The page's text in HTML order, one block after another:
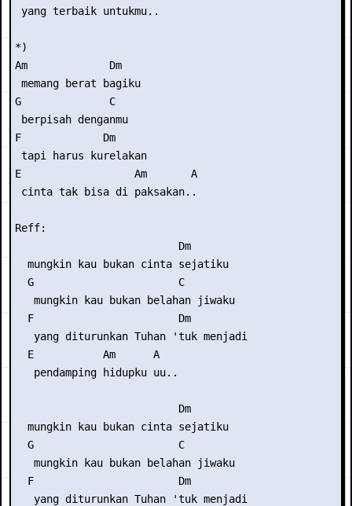
yang terbaik untukmu..
*)
Am             Dm
memang berat bagiku
G              C
berpisah denganmu
F             Dm
tapi harus kurelakan
E                  Am       A
cinta tak bisa di paksakan..
Reff:
                          Dm
  mungkin kau bukan cinta sejatiku
  G                       C
   mungkin kau bukan belahan jiwaku
  F                       Dm
   yang diturunkan Tuhan 'tuk menjadi
  E           Am      A
   pendamping hidupku uu..
                          Dm
  mungkin kau bukan cinta sejatiku
  G                       C
   mungkin kau bukan belahan jiwaku
  F                       Dm
   yang diturunkan Tuhan 'tuk menjadi